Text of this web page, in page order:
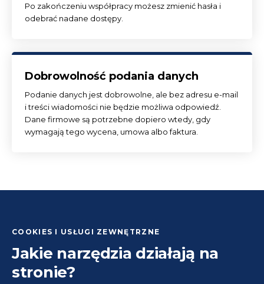
Po zakończeniu współpracy możesz zmienić hasła i
odebrać nadane dostępy.
Dobrowolność podania danych
Podanie danych jest dobrowolne, ale bez adresu e-mail
i treści wiadomości nie będzie możliwa odpowiedź.
Dane firmowe są potrzebne dopiero wtedy, gdy
wymagają tego wycena, umowa albo faktura.
COOKIES I USŁUGI ZEWNĘTRZNE
Jakie narzędzia działają na
stronie?